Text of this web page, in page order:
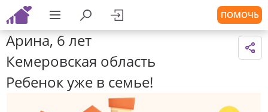
ПОМОЧЬ
Арина, 6 лет
Кемеровская область
Ребенок уже в семье!